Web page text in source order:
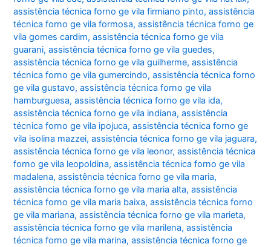
assistência técnica forno ge vila firmiano pinto,assistência
técnica forno ge vila formosa,assistência técnica forno ge
vila gomes cardim,assistência técnica forno ge vila
guarani,assistência técnica forno ge vila guedes,
assistência técnica forno ge vila guilherme,assistência
técnica forno ge vila gumercindo,assistência técnica forno
ge vila gustavo,assistência técnica forno ge vila
hamburguesa,assistência técnica forno ge vila ida,
assistência técnica forno ge vila indiana,assistência
técnica forno ge vila ipojuca,assistência técnica forno ge
vila isolina mazzei,assistência técnica forno ge vila jaguara,
assistência técnica forno ge vila leonor,assistência técnica
forno ge vila leopoldina,assistência técnica forno ge vila
madalena,assistência técnica forno ge vila maria,
assistência técnica forno ge vila maria alta,assistência
técnica forno ge vila maria baixa,assistência técnica forno
ge vila mariana,assistência técnica forno ge vila marieta,
assistência técnica forno ge vila marilena,assistência
técnica forno ge vila marina,assistência técnica forno ge